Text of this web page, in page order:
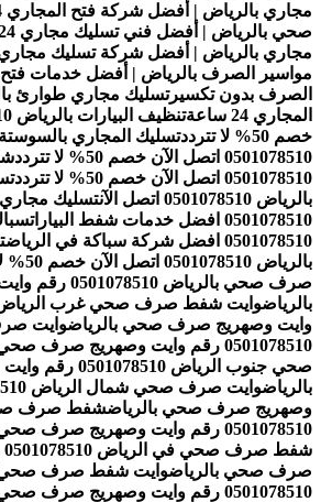
مجاري بالرياض | أفضل شركة فتح المجاري 24 ساعة
صحي بالرياض | أفضل فني تسليك مجاري 24 ساعة
مجاري بالرياض | أفضل شركة تسليك مجاري 24
مواسير الصرف بالرياض | أفضل خدمات
الصرف بدون تكسيرتسليك مجاري طوارئ
المجاري 24 ساعة
خصم 50% لا تتردد
تسليك المجاري بالسوستة
0501078510 اتصل الآن خصم 50% لا تتردد
0501078510 اتصل الآن خصم 50% لا تتردد
بالرياض 0501078510 اتصل الآن
تسليك
0501078510 افضل خدمات شفط البيارات
0501078510 افضل شركة سباكة في الرياض
بالرياض 0501078510 اتصل الآن خصم 50% لا تتردد
صرف صحي
بالرياض
وايت وصهريج صرف صحي بالرياضوايت
0501078510 رقم وايت وصهريج صرف صحي بالرياض
صحي جنوب الرياض
بالرياض
وصهريج صرف صحي بالرياضشفط صرف
0501078510 رقم وايت وصهريج صرف صحي بالرياض
صرف صحي بالرياض
0501078510 رقم وايت وصهريج صرف صحي بالرياض